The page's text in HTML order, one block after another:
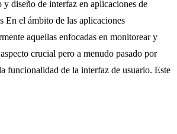
y diseño de interfaz en aplicaciones de
En el ámbito de las aplicaciones
aquellas enfocadas en monitorear y
crucial pero a menudo pasado por
funcionalidad de la interfaz de usuario. Este